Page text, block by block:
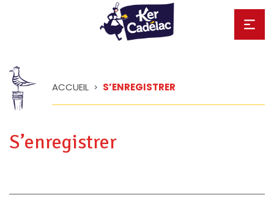
S’enregistrer
ACCUEIL > S’ENREGISTRER